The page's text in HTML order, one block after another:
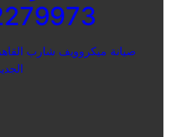
صيانة ميكروويف شارب